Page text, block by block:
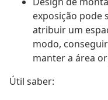
exposição pode
atribuir um
modo,
manter a área
Útil saber: